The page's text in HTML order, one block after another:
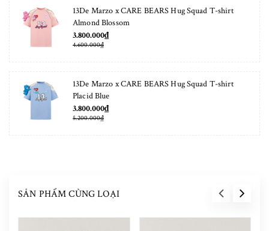
13De Marzo x CARE BEARS Hug Squad T-shirt
Almond Blossom
3.800.000₫
4.600.000₫
13De Marzo x CARE BEARS Hug Squad T-shirt
Placid Blue
3.800.000₫
5.200.000₫
SẢN PHẨM CÙNG LOẠI